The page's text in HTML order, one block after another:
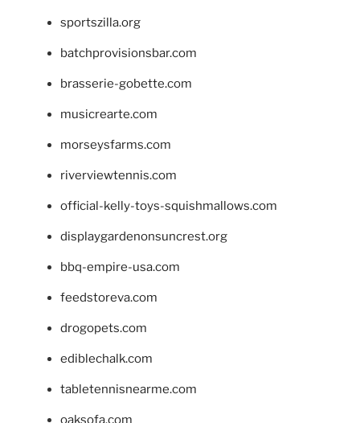
sportszilla.org
batchprovisionsbar.com
brasserie-gobette.com
musicrearte.com
morseysfarms.com
riverviewtennis.com
official-kelly-toys-squishmallows.com
displaygardenonsuncrest.org
bbq-empire-usa.com
feedstoreva.com
drogopets.com
ediblechalk.com
tabletennisnearme.com
oaksofa.com